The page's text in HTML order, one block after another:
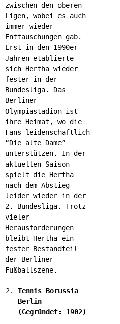
zwischen den oberen
Ligen, wobei es auch
immer wieder
Enttäuschungen gab.
Erst in den 1990er
Jahren etablierte
sich Hertha wieder
fester in der
Bundesliga. Das
Berliner
Olympiastadion ist
ihre Heimat, wo die
Fans leidenschaftlich
“Die alte Dame”
unterstützen. In der
aktuellen Saison
spielt die Hertha
nach dem Abstieg
leider wieder in der
2. Bundesliga. Trotz
vieler
Herausforderungen
bleibt Hertha ein
fester Bestandteil
der Berliner
Fußballszene.
Tennis Borussia
Berlin
(Gegründet: 1902)